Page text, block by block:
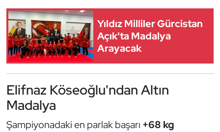
Yıldız Milliler Gürcistan
Açık'ta Madalya
Arayacak
Elifnaz Köseoğlu'ndan Altın
Madalya
Şampiyonadaki en parlak başarı +68 kg
Hentbol
İşitme Engelli Sporcular
Judo ve Kuraş
Kano ve Rafting
Karate